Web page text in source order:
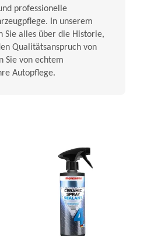
professionelle
In unserem
Sie alles über die Historie,
Qualitätsanspruch von
Sie von echtem
Autopflege.